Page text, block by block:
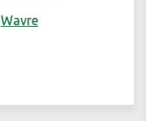
Wavre